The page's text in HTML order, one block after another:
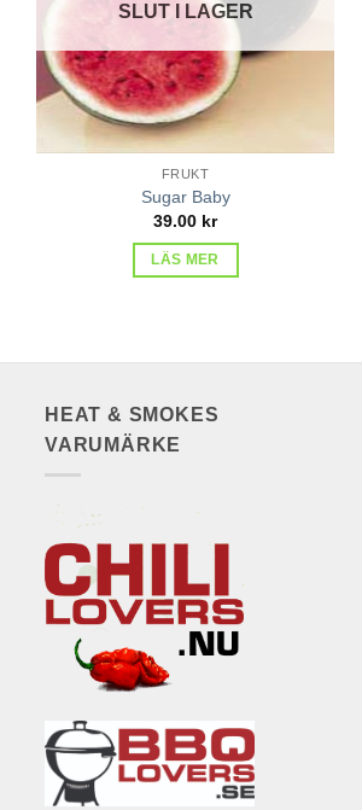
SLUT I LAGER
FRUKT
Sugar Baby
39.00 kr
LÄS MER
HEAT & SMOKES
VARUMÄRKE